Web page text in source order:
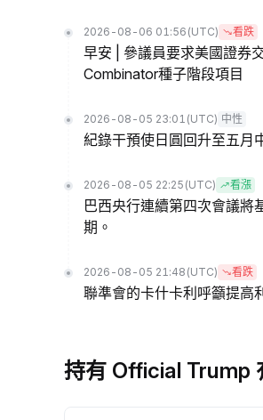
2026-08-06 01:56 (UTC) 看跌
早安 | 參議員要求美國證券
Combinator種子階段項目
2026-08-05 23:01 (UTC) 中性
紀錄干預使日圓回升至五月
2026-08-05 22:25 (UTC) 看漲
巴西央行連續第四次會議
期。
2026-08-05 21:48 (UTC) 看跌
聯準會的卡什卡利呼籲提高
持有 Official Trump